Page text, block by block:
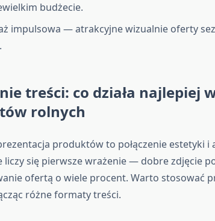
budżecie.
impulsowa — atrakcyjne wizualnie oferty
treści: co działa najlepiej
rolnych
produktów to połączenie estetyki i
liczy się pierwsze wrażenie — dobre zdjęcie
ofertą o wiele procent. Warto stosować
różne formaty treści.